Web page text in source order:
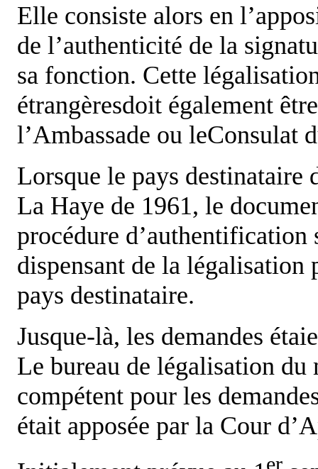
Elle consiste alors en
de l’authenticité de la
sa fonction. Cette
étrangèresdoit également
l’Ambassade ou leConsulat
Lorsque le pays destinataire
La Haye de 1961, le
procédure
dispensant de la légalisation
pays destinataire.
Jusque-là, les demandes
Le bureau de légalisation
compétent pour les
était apposée par la Cour
er